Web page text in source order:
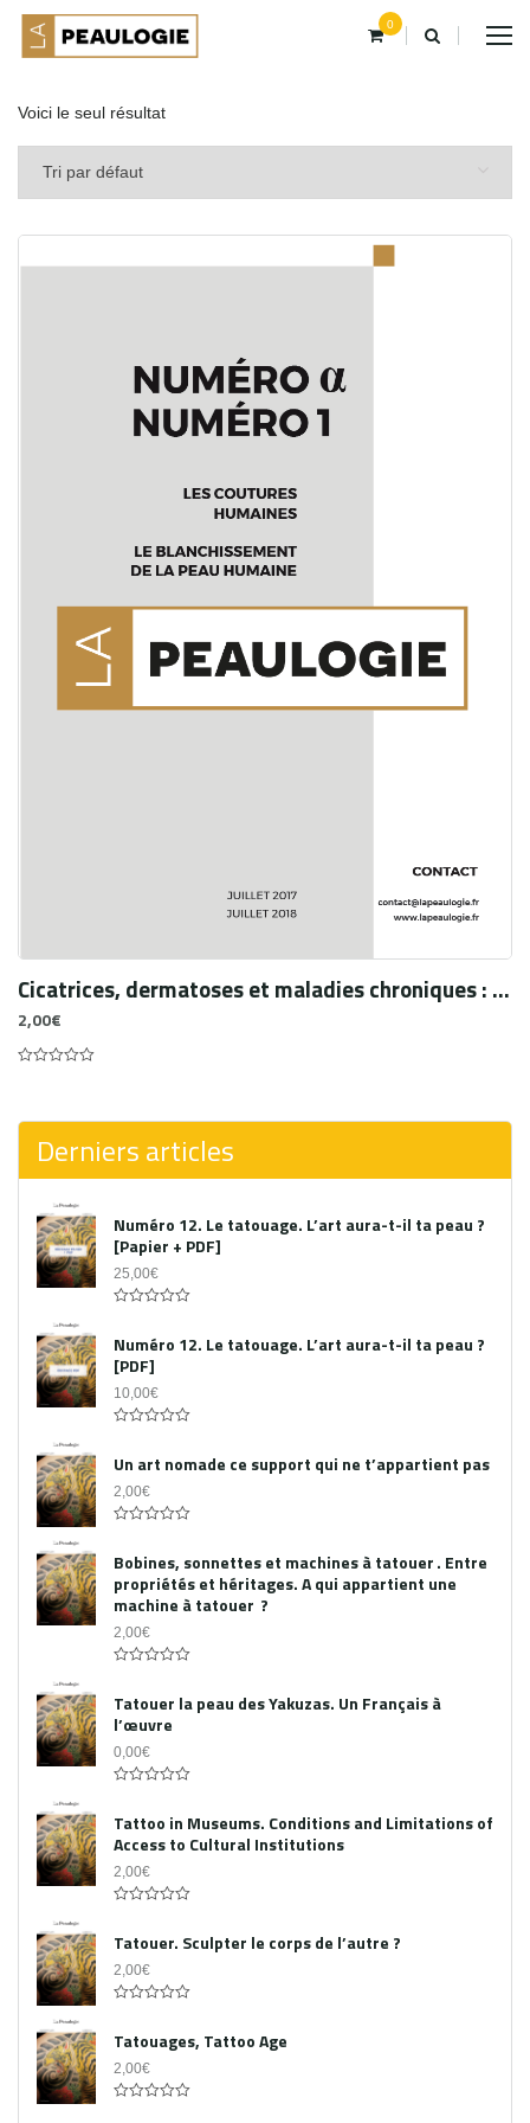
0
Voici le seul résultat
Cicatrices, dermatoses et maladies chroniques : les tatouages comme une stratégie d’adaptation
2,00€
5
Derniers articles
Numéro 12. Le tatouage. L’art aura-t-il ta peau ?
[Papier + PDF]
25,00€
out
of
5
Numéro 12. Le tatouage. L’art aura-t-il ta peau ?
[PDF]
10,00€
out
of
5
Un art nomade ce support qui ne t’appartient pas
2,00€
out
of
5
Bobines, sonnettes et machines à tatouer . Entre
propriétés et héritages. A qui appartient une
machine à tatouer ?
2,00€
out
of
5
Tatouer la peau des Yakuzas. Un Français à
l’œuvre
0,00€
out
of
5
Tattoo in Museums. Conditions and Limitations of
Access to Cultural Institutions
2,00€
out
of
5
Tatouer. Sculpter le corps de l’autre ?
2,00€
out
of
5
Tatouages, Tattoo Age
2,00€